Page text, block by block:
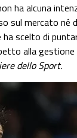
ha alcuna
sul mercato né
ha scelto di
alla gestione
dello Sport.